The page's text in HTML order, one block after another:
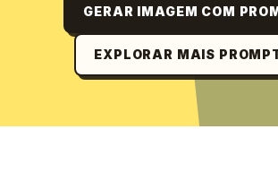
GERAR IMAGEM COM
EXPLORAR MAIS